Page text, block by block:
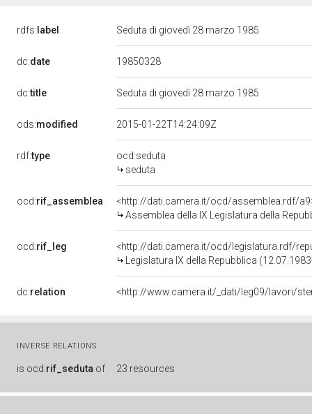
rdfs: label Seduta di giovedì 28 marzo 1985
dc:date 19850328
dc:title Seduta di giovedì 28 marzo 1985
ods:modified 2015-01-22T14:24:09Z
rdf:type
ocd:seduta
seduta
ocd:rif_assemblea
<http://dati.camera.it/ocd/assemblea.rdf/
Assemblea della IX Legislatura della
ocd:rif_leg
<http://dati.camera.it/ocd/legislatura.rdf/
Legislatura IX della Repubblica
dc:relation <http://www.camera.it/_dati/leg09/lavori/
INVERSE RELATIONS
is ocd:rif_seduta of 23 resources